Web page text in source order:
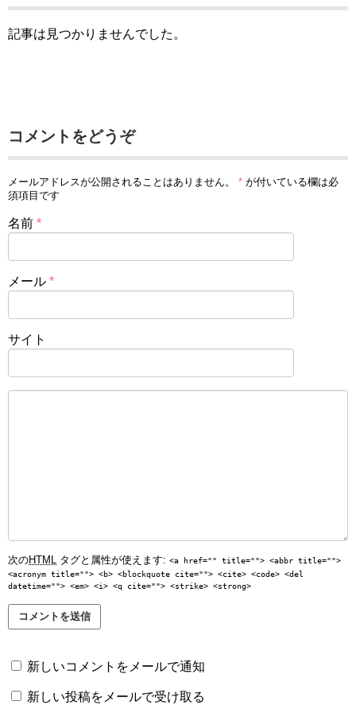
記事は見つかりませんでした。
コメントをどうぞ
メールアドレスが公開されることはありません。 * が付いている欄は必
須項目です
名前 *
メール *
サイト
次のHTML タグと属性が使えます: <a href="" title=""> <abbr title="">
<acronym title=""> <b> <blockquote cite=""> <cite> <code> <del
datetime=""> <em> <i> <q cite=""> <strike> <strong>
新しいコメントをメールで通知
新しい投稿をメールで受け取る